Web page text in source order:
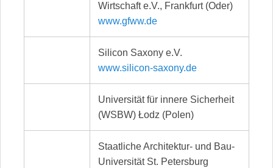
Wirtschaft e.V., Frankfurt (Oder)
www.gfww.de
Silicon Saxony e.V.
www.silicon-saxony.de
Universität für innere Sicherheit
(WSBW) Łodz (Polen)
Staatliche Architektur- und Bau-
Universität St. Petersburg